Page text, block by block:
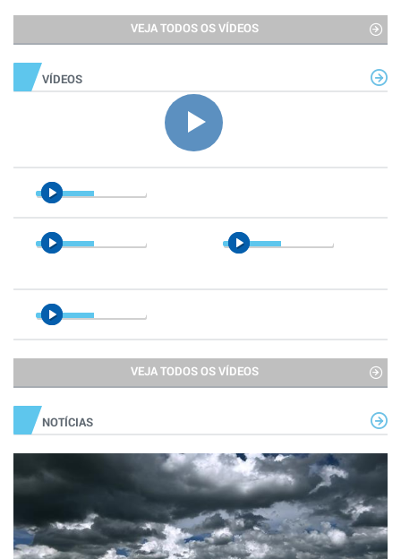
VEJA TODOS OS VÍDEOS
VÍDEOS
VEJA TODOS OS VÍDEOS
NOTÍCIAS